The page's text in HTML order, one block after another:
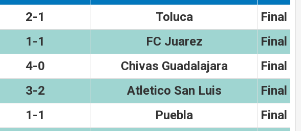
2-1 Toluca
Final
1-1 FC Juarez
Final
4-0 Chivas Guadalajara
Final
3-2 Atletico San Luis
Final
1-1 Puebla
Final